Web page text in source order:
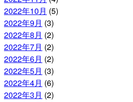
2022年10月 (5)
2022年9月 (3)
2022年8月 (2)
2022年7月 (2)
2022年6月 (2)
2022年5月 (3)
2022年4月 (6)
2022年3月 (2)